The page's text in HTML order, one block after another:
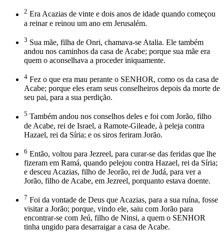
2 Era Acazias de vinte e dois anos de idade quando começou
a reinar e reinou um ano em Jerusalém.
3 Sua mãe, filha de Onri, chamava-se Atalia. Ele também
andou nos caminhos da casa de Acabe; porque sua mãe era
quem o aconselhava a proceder iniquamente.
4 Fez o que era mau perante o SENHOR, como os da casa de
Acabe; porque eles eram seus conselheiros depois da morte de
seu pai, para a sua perdição.
5 Também andou nos conselhos deles e foi com Jorão, filho
de Acabe, rei de Israel, a Ramote-Gileade, à peleja contra
Hazael, rei da Síria; e os siros feriram Jorão.
6 Então, voltou para Jezreel, para curar-se das feridas que lhe
fizeram em Ramá, quando pelejou contra Hazael, rei da Síria;
e desceu Acazias, filho de Jeorão, rei de Judá, para ver a
Jorão, filho de Acabe, em Jezreel, porquanto estava doente.
7 Foi da vontade de Deus que Acazias, para a sua ruína, fosse
visitar a Jorão; porque, vindo ele, saiu com Jorão para
encontrar-se com Jeú, filho de Ninsi, a quem o SENHOR
tinha ungido para desarraigar a casa de Acabe.